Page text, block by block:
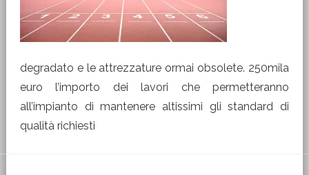
degradato e le attrezzature ormai obsolete. 250mila
euro l’importo dei lavori che permetteranno
all’impianto di mantenere altissimi gli standard di
qualità richiesti